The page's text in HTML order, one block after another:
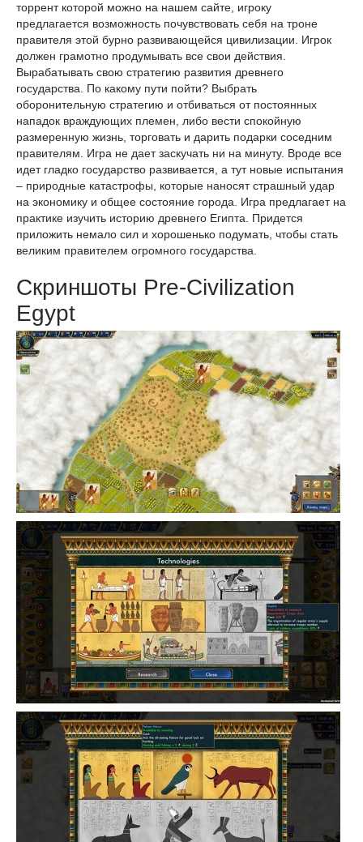
торрент которой можно на нашем сайте, игроку
предлагается возможность почувствовать себя на троне
правителя этой бурно развивающейся цивилизации. Игрок
должен грамотно продумывать все свои действия.
Вырабатывать свою стратегию развития древнего
государства. По какому пути пойти? Выбрать
оборонительную стратегию и отбиваться от постоянных
нападок враждующих племен, либо вести спокойную
размеренную жизнь, торговать и дарить подарки соседним
правителям. Игра не дает заскучать ни на минуту. Вроде все
идет гладко государство развивается, а тут новые испытания
– природные катастрофы, которые наносят страшный удар
на экономику и общее состояние города. Игра предлагает на
практике изучить историю древнего Египта. Придется
приложить немало сил и хорошенько подумать, чтобы стать
великим правителем огромного государства.
Скриншоты Pre-Civilization
Egypt